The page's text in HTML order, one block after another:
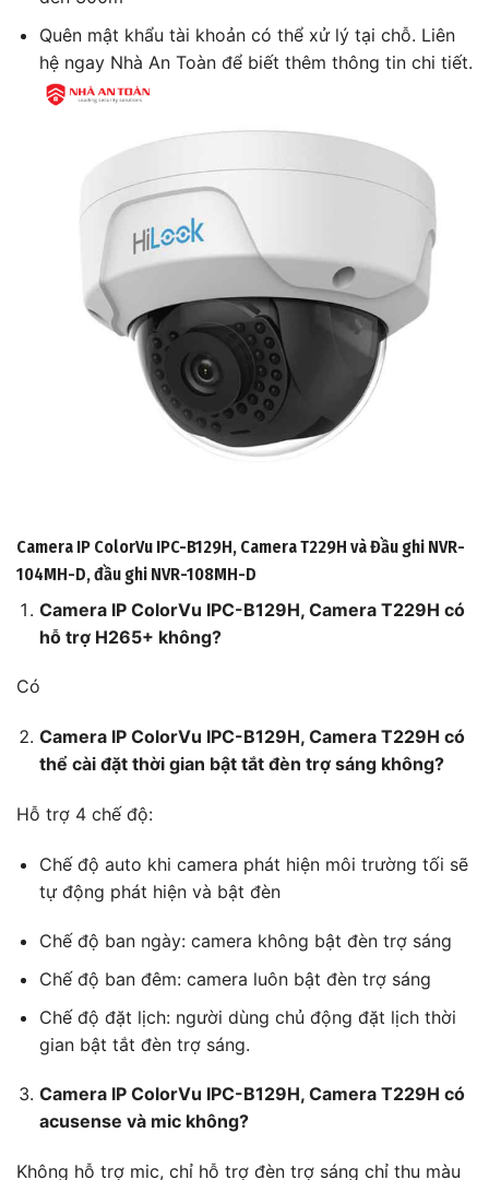
Quên mật khẩu tài khoản có thể xử lý tại chỗ. Liên
hệ ngay Nhà An Toàn để biết thêm thông tin chi tiết.
Camera IP ColorVu IPC-B129H, Camera T229H và Đầu ghi NVR-
104MH-D, đầu ghi NVR-108MH-D
Camera IP ColorVu IPC-B129H, Camera T229H có
hỗ trợ H265+ không?
Có
Camera IP ColorVu IPC-B129H, Camera T229H có
thể cài đặt thời gian bật tắt đèn trợ sáng không?
Hỗ trợ 4 chế độ:
Chế độ auto khi camera phát hiện môi trường tối sẽ
tự động phát hiện và bật đèn
Chế độ ban ngày: camera không bật đèn trợ sáng
Chế độ ban đêm: camera luôn bật đèn trợ sáng
Chế độ đặt lịch: người dùng chủ động đặt lịch thời
gian bật tắt đèn trợ sáng.
Camera IP ColorVu IPC-B129H, Camera T229H có
acusense và mic không?
Không hỗ trợ mic, chỉ hỗ trợ đèn trợ sáng chỉ thu màu